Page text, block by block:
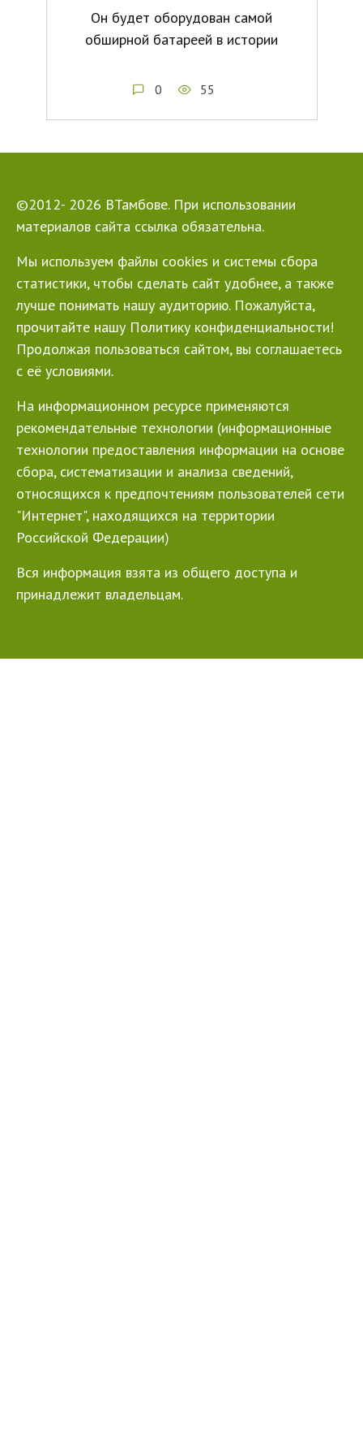
Он будет оборудован самой
обширной батареей в истории
0 55
©2012- 2026 ВТамбове. При использовании
материалов сайта ссылка обязательна.
Мы используем файлы cookies и системы сбора
статистики, чтобы сделать сайт удобнее, а также
лучше понимать нашу аудиторию. Пожалуйста,
прочитайте нашу Политику конфиденциальности!
Продолжая пользоваться сайтом, вы соглашаетесь
с её условиями.
На информационном ресурсе применяются
рекомендательные технологии (информационные
технологии предоставления информации на основе
сбора, систематизации и анализа сведений,
относящихся к предпочтениям пользователей сети
"Интернет", находящихся на территории
Российской Федерации)
Вся информация взята из общего доступа и
принадлежит владельцам.